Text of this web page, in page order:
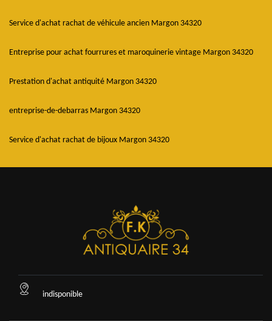
Service d'achat rachat de véhicule ancien Margon 34320
Entreprise pour achat fourrures et maroquinerie vintage Margon 34320
Prestation d'achat antiquité Margon 34320
entreprise-de-debarras Margon 34320
Service d'achat rachat de bijoux Margon 34320
indisponible